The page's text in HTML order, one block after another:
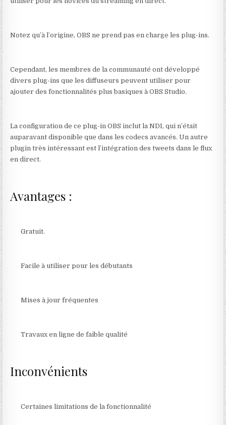
Notez qu’à l’origine, OBS ne prend pas en charge les plug-ins.
Cependant, les membres de la communauté ont développé
divers plug-ins que les diffuseurs peuvent utiliser pour
ajouter des fonctionnalités plus basiques à OBS Studio.
La configuration de ce plug-in OBS inclut la NDI, qui n’était
auparavant disponible que dans les codecs avancés. Un autre
plugin très intéressant est l’intégration des tweets dans le flux
en direct.
Avantages :
Gratuit.
Facile à utiliser pour les débutants
Mises à jour fréquentes
Travaux en ligne de faible qualité
Inconvénients
Certaines limitations de la fonctionnalité